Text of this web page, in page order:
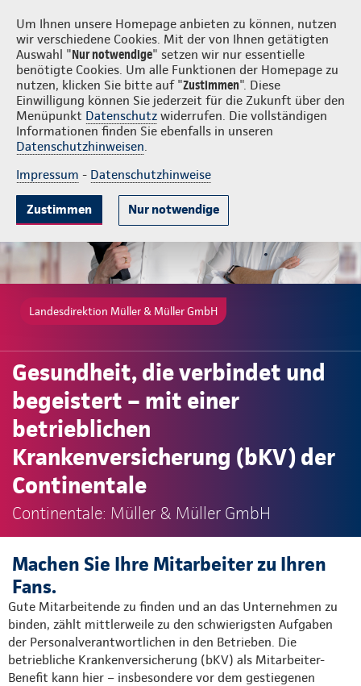
Um Ihnen unsere Homepage anbieten zu können, nutzen
wir verschiedene Cookies. Mit der von Ihnen getätigten
Auswahl "Nur notwendige" setzen wir nur essentielle
benötigte Cookies. Um alle Funktionen der Homepage zu
nutzen, klicken Sie bitte auf "Zustimmen". Diese
Einwilligung können Sie jederzeit für die Zukunft über den
Menüpunkt Datenschutz widerrufen. Die vollständigen
Informationen finden Sie ebenfalls in unseren
Datenschutzhinweisen.
Impressum - Datenschutzhinweise
Zustimmen Nur notwendige
Müller & Müller GmbH Login
Gute Gründe Tarife & Leistungen Wissenswertes Beratung &
Landesdirektion Müller & Müller GmbH
Gesundheit, die verbindet und
begeistert – mit einer
betrieblichen
Krankenversicherung (bKV) der
Continentale
Continentale: Müller & Müller GmbH
Machen Sie Ihre Mitarbeiter zu Ihren
Fans.
Gute Mitarbeitende zu finden und an das Unternehmen zu
binden, zählt mittlerweile zu den schwierigsten Aufgaben
der Personalverantwortlichen in den Betrieben. Die
betriebliche Krankenversicherung (bKV) als Mitarbeiter-
Benefit kann hier – insbesondere vor dem gestiegenen